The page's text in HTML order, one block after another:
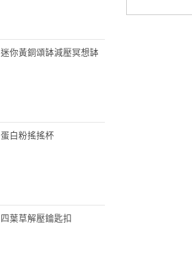
迷你黃銅頌缽減壓冥想缽
蛋白粉搖搖杯
四葉草解壓鑰匙扣